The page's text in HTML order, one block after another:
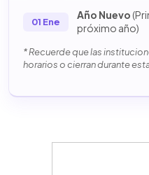
01 Ene
Año Nuevo
próximo año)
* Recuerde que las
horarios o cierran durante